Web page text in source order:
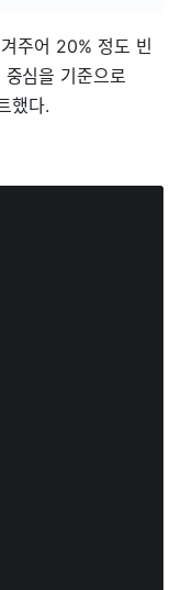
주어 20% 정도 빈
심을 기준으로
했다.